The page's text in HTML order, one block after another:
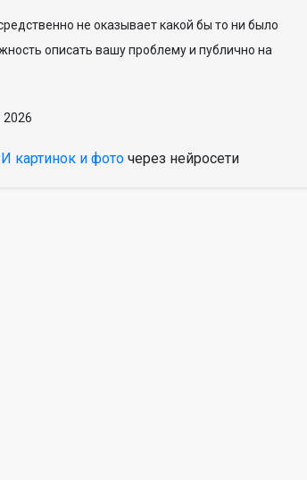
не оказывает какой бы то ни было
описать вашу проблему и публично на
2026
картинок и фото через нейросети